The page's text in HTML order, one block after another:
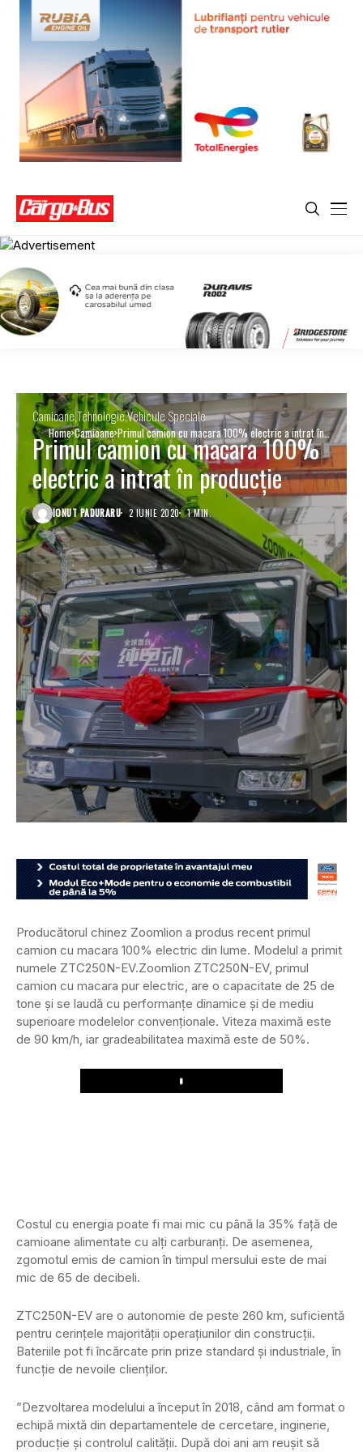
Home Camioane Primul camion cu macara 100% electric a intrat în
producție
CamioaneTehnologieVehicule Speciale
Primul camion cu macara 100%
electric a intrat în producție
IONUT PADURARU 2 IUNIE 2020 1 MIN.
Producătorul chinez Zoomlion a produs recent primul
camion cu macara 100% electric din lume. Modelul a primit
numele ZTC250N-EV.Zoomlion ZTC250N-EV, primul
camion cu macara pur electric, are o capacitate de 25 de
tone și se laudă cu performanțe dinamice și de mediu
superioare modelelor convenționale. Viteza maximă este
de 90 km/h, iar gradeabilitatea maximă este de 50%.
Play
Costul cu energia poate fi mai mic cu până la 35% față de
camioane alimentate cu alți carburanți. De asemenea,
zgomotul emis de camion în timpul mersului este de mai
mic de 65 de decibeli.
ZTC250N-EV are o autonomie de peste 260 km, suficientă
pentru cerințele majorității operațiunilor din construcții.
Bateriile pot fi încărcate prin prize standard și industriale, în
funcție de nevoile clienților.
”Dezvoltarea modelului a început în 2018, când am format o
echipă mixtă din departamentele de cercetare, inginerie,
producție și controlul calității. După doi ani am reușit să